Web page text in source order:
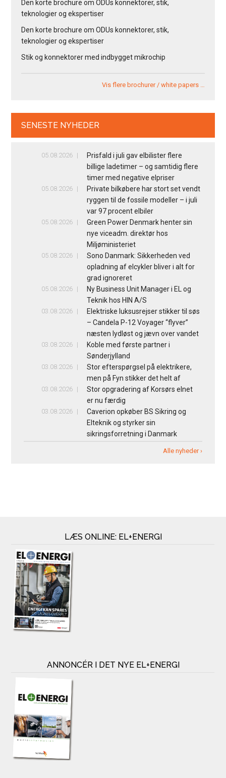
Den korte brochure om ODUs konnektorer, stik,
teknologier og ekspertiser
Den korte brochure om ODUs konnektorer, stik,
teknologier og ekspertiser
Stik og konnektorer med indbygget mikrochip
Vis flere brochurer / white papers …
SENESTE NYHEDER
05.08.2026
Prisfald i juli gav elbilister flere
billige ladetimer – og samtidig flere
timer med negative elpriser
05.08.2026
Private bilkøbere har stort set vendt
ryggen til de fossile modeller – i juli
var 97 procent elbiler
05.08.2026
Green Power Denmark henter sin
nye viceadm. direktør hos
Miljøministeriet
05.08.2026
Sono Danmark: Sikkerheden ved
opladning af elcykler bliver i alt for
grad ignoreret
05.08.2026
Ny Business Unit Manager i EL og
Teknik hos HIN A/S
03.08.2026
Elektriske luksusrejser stikker til søs
– Candela P-12 Voyager “flyver”
næsten lydløst og jævn over vandet
03.08.2026
Koble med første partner i
Sønderjylland
03.08.2026
Stor efterspørgsel på elektrikere,
men på Fyn stikker det helt af
03.08.2026
Stor opgradering af Korsørs elnet
er nu færdig
03.08.2026
Caverion opkøber BS Sikring og
Elteknik og styrker sin
sikringsforretning i Danmark
Alle nyheder ›
LÆS ONLINE: EL+ENERGI
ANNONCÉR I DET NYE EL+ENERGI